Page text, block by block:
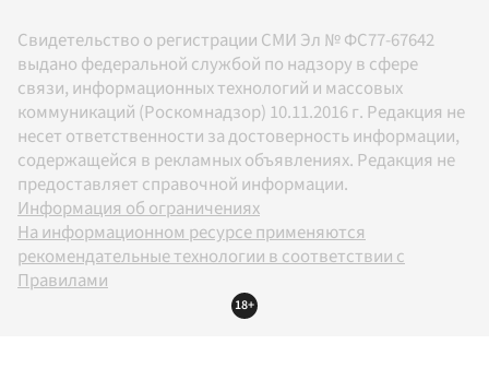
Свидетельство о регистрации СМИ Эл № ФС77-67642
выдано федеральной службой по надзору в сфере
связи, информационных технологий и массовых
коммуникаций (Роскомнадзор) 10.11.2016 г. Редакция не
несет ответственности за достоверность информации,
содержащейся в рекламных объявлениях. Редакция не
предоставляет справочной информации.
Информация об ограничениях
На информационном ресурсе применяются
рекомендательные технологии в соответствии с
Правилами
18+